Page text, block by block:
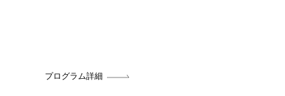
プログラム詳細